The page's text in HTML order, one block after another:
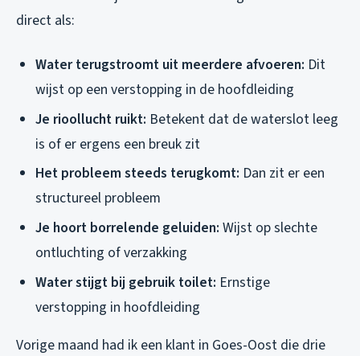
direct als:
Water terugstroomt uit meerdere afvoeren: Dit
wijst op een verstopping in de hoofdleiding
Je rioollucht ruikt: Betekent dat de waterslot leeg
is of er ergens een breuk zit
Het probleem steeds terugkomt: Dan zit er een
structureel probleem
Je hoort borrelende geluiden: Wijst op slechte
ontluchting of verzakking
Water stijgt bij gebruik toilet: Ernstige
verstopping in hoofdleiding
Vorige maand had ik een klant in Goes-Oost die drie